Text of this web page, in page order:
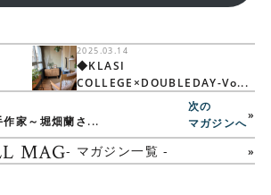
2025.03.14
◆KLASI
COLLEGE×DOUBLEDAY-Vo...
MAG- マガジン一覧 -
作家～堀畑蘭さ...
次の
マガジンへ
»